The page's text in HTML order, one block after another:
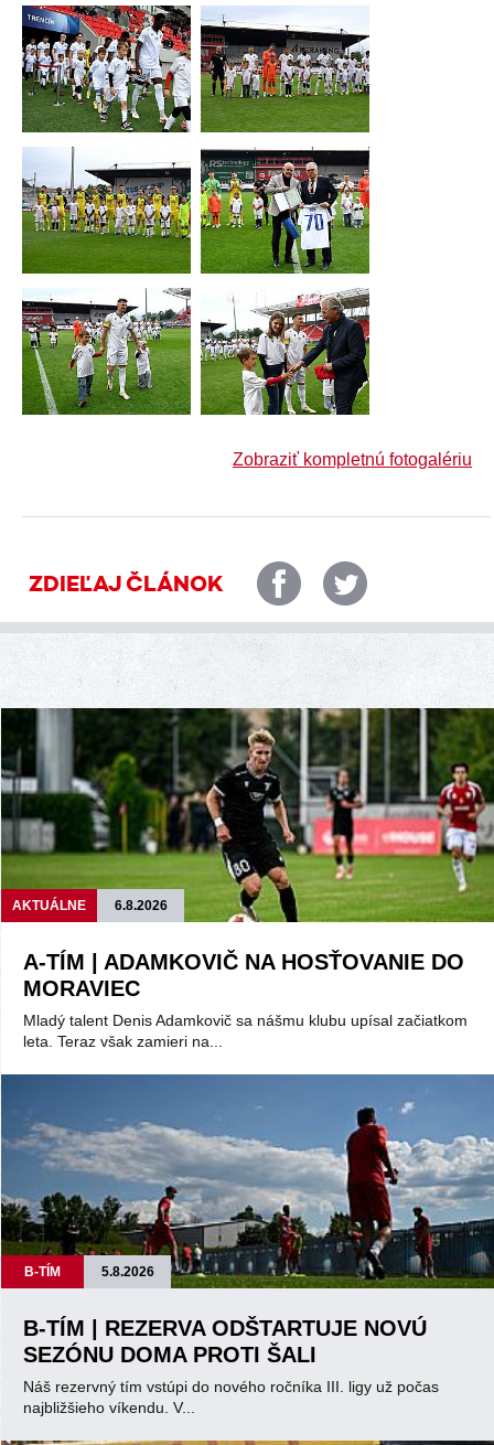
Zobraziť kompletnú fotogalériu
ZDIEĽAJ ČLÁNOK
AKTUÁLNE 6.8.2026
A-TÍM | ADAMKOVIČ NA HOSŤOVANIE DO
MORAVIEC
Mladý talent Denis Adamkovič sa nášmu klubu upísal začiatkom
leta. Teraz však zamieri na...
B-TÍM 5.8.2026
B-TÍM | REZERVA ODŠTARTUJE NOVÚ
SEZÓNU DOMA PROTI ŠALI
Náš rezervný tím vstúpi do nového ročníka III. ligy už počas
najbližšieho víkendu. V...